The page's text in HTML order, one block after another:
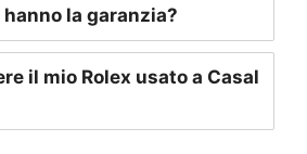
hanno la garanzia?
il mio Rolex usato a Casal